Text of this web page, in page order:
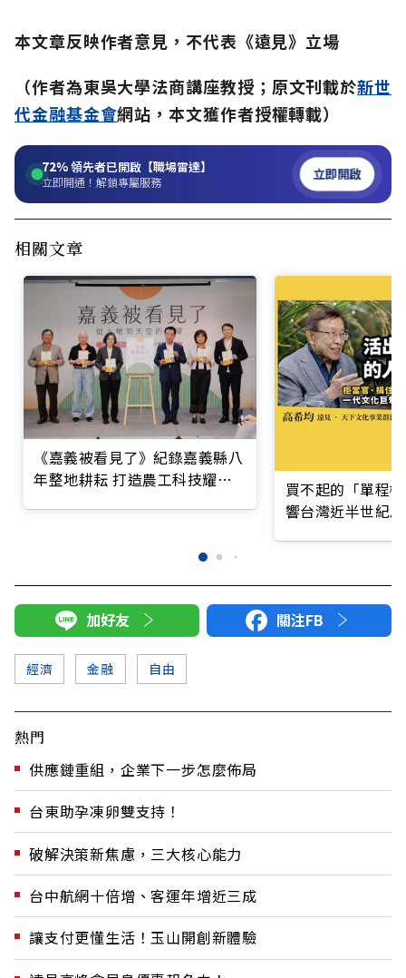
本文章反映作者意見，不代表《遠見》立場
（作者為東吳大學法商講座教授；原文刊載於新世
代金融基金會網站，本文獲作者授權轉載）
72%領先者已開啟【職場雷達】
立即開通！解鎖專屬服務 立即開啟
相關文章
《嘉義被看見了》紀錄嘉義縣八
年整地耕耘 打造農工科技耀眼
買不起的「單程
響台灣近半世紀
加好友 關注FB
經濟 金融 自由
熱門
供應鏈重組，企業下一步怎麼佈局
台東助孕凍卵雙支持！
破解決策新焦慮，三大核心能力
台中航網十倍增、客運年增近三成
讓支付更懂生活！玉山開創新體驗